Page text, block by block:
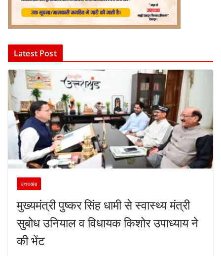
Latest Post
उत्तराखंड
मुख्यमंत्री पुष्कर सिंह धामी से स्वास्थ्य मंत्री
सुबोध उनियाल व विधायक किशोर उपाध्याय ने
की भेंट